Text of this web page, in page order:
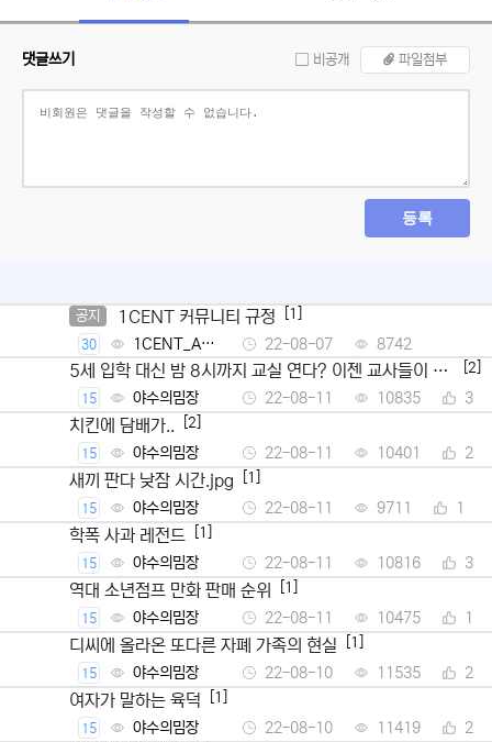
댓글쓰기 비공개 파일첨부
등록
공지 1CENT 커뮤니티 규정 [1]
30
1CENT_Ad
min
22-08-07 8742
5세 입학 대신 밤 8시까지 교실 연다? 이젠 교사들이 뿔
났다
[2]
15 야수의밈장 22-08-11 10835 3
치킨에 담배가.. [2]
15 야수의밈장 22-08-11 10401 2
새끼 판다 낮잠 시간.jpg [1]
15 야수의밈장 22-08-11 9711 1
학폭 사과 레전드 [1]
15 야수의밈장 22-08-11 10816 3
역대 소년점프 만화 판매 순위 [1]
15 야수의밈장 22-08-11 10475 1
디씨에 올라온 또다른 자폐 가족의 현실 [1]
15 야수의밈장 22-08-10 11535 2
여자가 말하는 육덕 [1]
15 야수의밈장 22-08-10 11419 2